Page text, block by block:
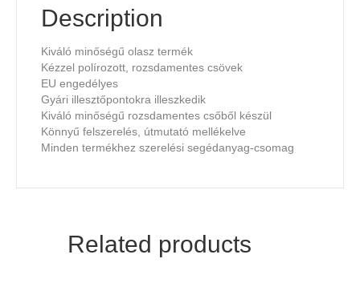
Description
Kiváló minőségű olasz termék
Kézzel polírozott, rozsdamentes csövek
EU engedélyes
Gyári illesztőpontokra illeszkedik
Kiváló minőségű rozsdamentes csőből készül
Könnyű felszerelés, útmutató mellékelve
Minden termékhez szerelési segédanyag-csomag
Related products